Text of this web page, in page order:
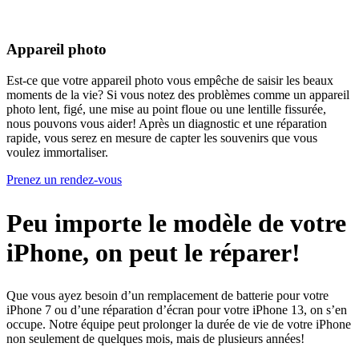
Appareil photo
Est-ce que votre appareil photo vous empêche de saisir les beaux
moments de la vie? Si vous notez des problèmes comme un appareil
photo lent, figé, une mise au point floue ou une lentille fissurée,
nous pouvons vous aider! Après un diagnostic et une réparation
rapide, vous serez en mesure de capter les souvenirs que vous
voulez immortaliser.
Prenez un rendez-vous
Peu importe le modèle de votre
iPhone, on peut le réparer!
Que vous ayez besoin d’un remplacement de batterie pour votre
iPhone 7 ou d’une réparation d’écran pour votre iPhone 13, on s’en
occupe. Notre équipe peut prolonger la durée de vie de votre iPhone
non seulement de quelques mois, mais de plusieurs années!